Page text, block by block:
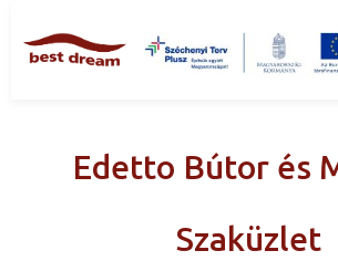
Edetto Bútor és
Szaküzlet